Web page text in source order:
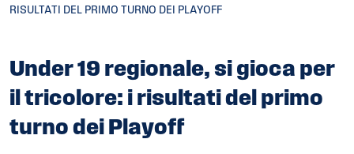
RISULTATI DEL PRIMO TURNO DEI PLAYOFF
Under 19 regionale, si gioca per
il tricolore: i risultati del primo
turno dei Playoff